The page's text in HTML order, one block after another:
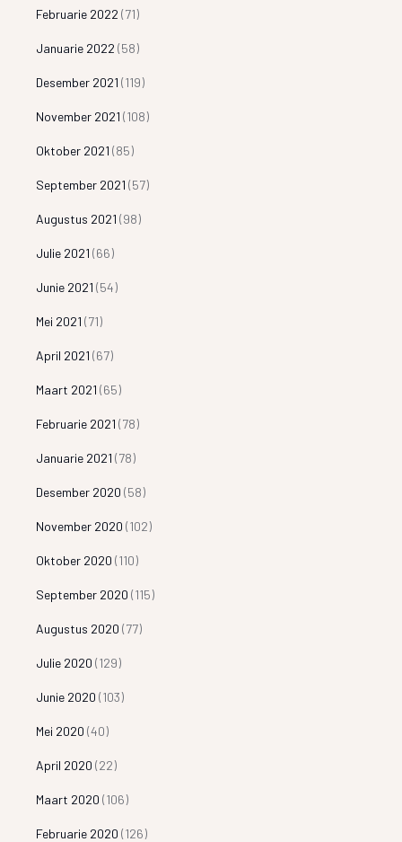
Februarie 2022 (71)
Januarie 2022 (58)
Desember 2021 (119)
November 2021 (108)
Oktober 2021 (85)
September 2021 (57)
Augustus 2021 (98)
Julie 2021 (66)
Junie 2021 (54)
Mei 2021 (71)
April 2021 (67)
Maart 2021 (65)
Februarie 2021 (78)
Januarie 2021 (78)
Desember 2020 (58)
November 2020 (102)
Oktober 2020 (110)
September 2020 (115)
Augustus 2020 (77)
Julie 2020 (129)
Junie 2020 (103)
Mei 2020 (40)
April 2020 (22)
Maart 2020 (106)
Februarie 2020 (126)